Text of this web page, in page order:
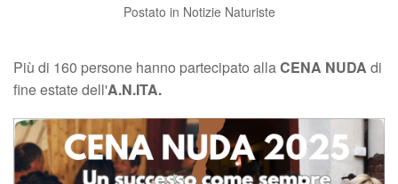
Postato in Notizie Naturiste
Più di 160 persone hanno partecipato allaCENA NUDA di
fine estate dell'A.N.ITA.